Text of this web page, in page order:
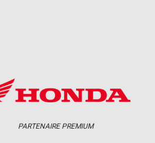
PARTENAIRE PREMIUM